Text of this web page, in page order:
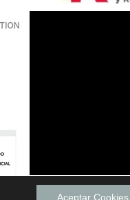
Aceptar Cookies